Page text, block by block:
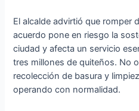
El alcalde advirtió que romper
acuerdo pone en riesgo la
ciudad y afecta un servicio
tres millones de quiteños. No
recolección de basura y
operando con normalidad.